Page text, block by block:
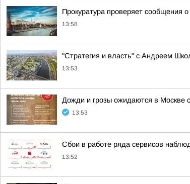
Прокуратура проверяет
13:58
"Стратегия и власть" с Андреем
13:53
Дожди и грозы ожидаются в Москве
13:53
Сбои в работе ряда сервисов
13:52